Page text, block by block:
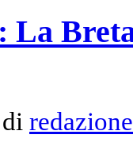
redazione